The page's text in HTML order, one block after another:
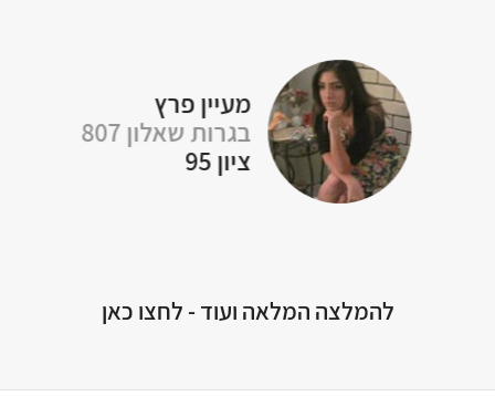
מעיין פרץ
בגרות שאלון 807
ציון 95
להמלצה המלאה ועוד - לחצו כאן